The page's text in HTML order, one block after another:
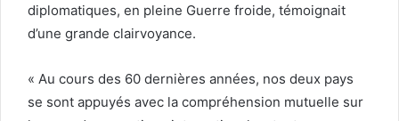
diplomatiques, en pleine Guerre froide, témoignait
d’une grande clairvoyance.
« Au cours des 60 dernières années, nos deux pays
se sont appuyés avec la compréhension mutuelle sur